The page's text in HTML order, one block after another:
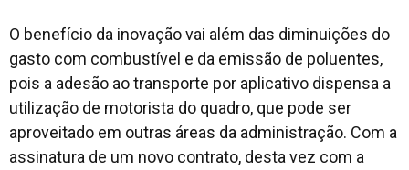
O benefício da inovação vai além das diminuições do
gasto com combustível e da emissão de poluentes,
pois a adesão ao transporte por aplicativo dispensa a
utilização de motorista do quadro, que pode ser
aproveitado em outras áreas da administração. Com a
assinatura de um novo contrato, desta vez com a